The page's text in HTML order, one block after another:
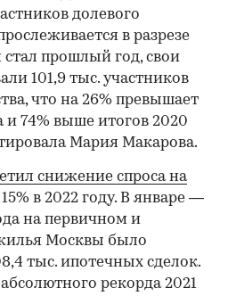
долевого
в разрезе
прошлый год, свои
101,9 тыс. участников
что на 26% превышает
и 74% выше итогов 2020
Мария Макарова.
снижение спроса на
в 2022 году. В январе —
на первичном и
Москвы было
тыс. ипотечных сделок.
рекорда 2021